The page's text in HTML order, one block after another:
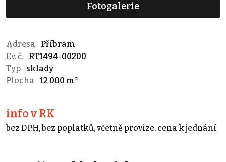
Fotogalerie
Adresa
Příbram
Ev. č.
RT1494-00200
Typ
sklady
Plocha
12 000 m²
info v RK
bez DPH, bez poplatků, včetně provize, cena k jednání